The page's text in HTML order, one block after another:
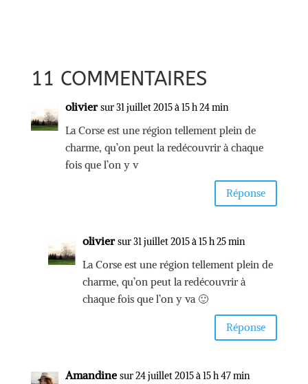
11 COMMENTAIRES
olivier sur 31 juillet 2015 à 15 h 24 min
La Corse est une région tellement plein de
charme, qu’on peut la redécouvrir à chaque
fois que l’on y v
Réponse
olivier sur 31 juillet 2015 à 15 h 25 min
La Corse est une région tellement plein de
charme, qu’on peut la redécouvrir à
chaque fois que l’on y va 🙂
Réponse
Amandine sur 24 juillet 2015 à 15 h 47 min